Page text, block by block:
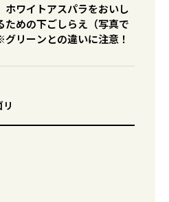
ホワイトアスパラをおいし
ための下ごしらえ（写真で
リーンとの違いに注意！